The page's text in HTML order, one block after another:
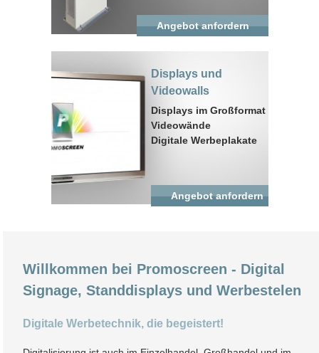
Angebot anfordern
Displays und
Videowalls
Displays im Großformat
Videowände
Digitale Werbeplakate
Angebot anfordern
Willkommen bei Promoscreen - Digital
Signage, Standdisplays und Werbestelen
Digitale Werbetechnik, die begeistert!